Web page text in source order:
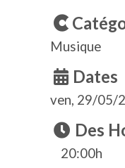
Musique
Dates
ven, 29/05/
Des
20:00h